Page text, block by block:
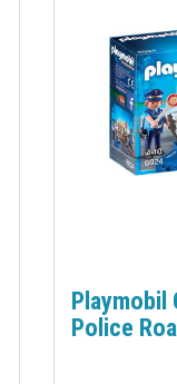
Playmobil
Police